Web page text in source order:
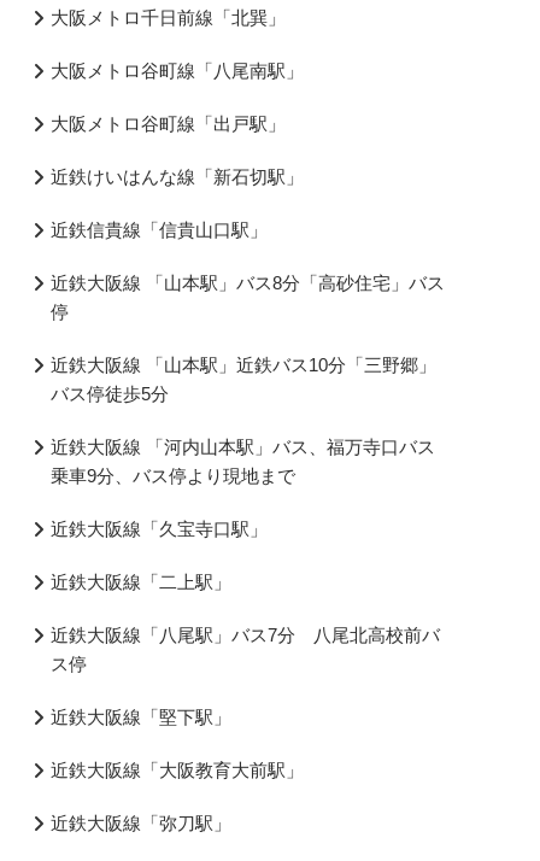
大阪メトロ千日前線「北巽」
大阪メトロ谷町線「八尾南駅」
大阪メトロ谷町線「出戸駅」
近鉄けいはんな線「新石切駅」
近鉄信貴線「信貴山口駅」
近鉄大阪線 「山本駅」バス8分「高砂住宅」バス
停
近鉄大阪線 「山本駅」近鉄バス10分「三野郷」
バス停徒歩5分
近鉄大阪線 「河内山本駅」バス、福万寺口バス
乗車9分、バス停より現地まで
近鉄大阪線「久宝寺口駅」
近鉄大阪線「二上駅」
近鉄大阪線「八尾駅」バス7分 八尾北高校前バ
ス停
近鉄大阪線「堅下駅」
近鉄大阪線「大阪教育大前駅」
近鉄大阪線「弥刀駅」